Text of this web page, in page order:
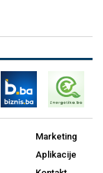
Marketing
Aplikacije